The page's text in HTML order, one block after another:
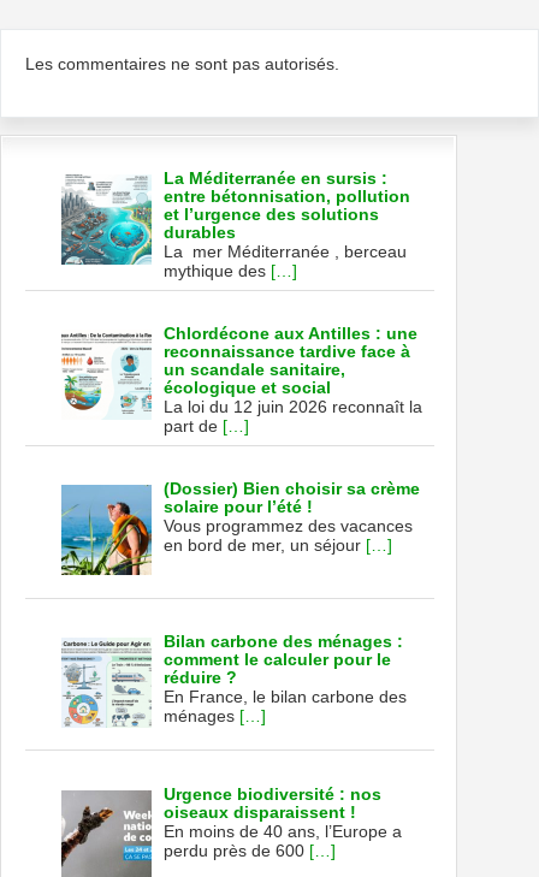
Les commentaires ne sont pas autorisés.
La Méditerranée en sursis :
entre bétonnisation, pollution
et l’urgence des solutions
durables
La mer Méditerranée , berceau
mythique des […]
Chlordécone aux Antilles : une
reconnaissance tardive face à
un scandale sanitaire,
écologique et social
La loi du 12 juin 2026 reconnaît la
part de […]
(Dossier) Bien choisir sa crème
solaire pour l’été !
Vous programmez des vacances
en bord de mer, un séjour […]
Bilan carbone des ménages :
comment le calculer pour le
réduire ?
En France, le bilan carbone des
ménages […]
Urgence biodiversité : nos
oiseaux disparaissent !
En moins de 40 ans, l’Europe a
perdu près de 600 […]